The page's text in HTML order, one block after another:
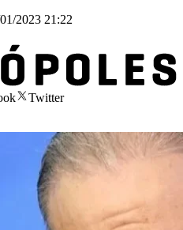
2023 21:22
Twitter